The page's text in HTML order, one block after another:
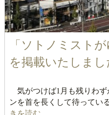
「ソトノミスト
を掲載いたしまし
気がつけば1月も残りわ
ンを首を長くして待ってい
きを読む